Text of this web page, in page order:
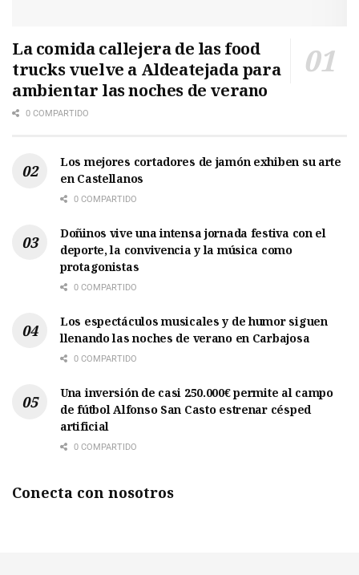
La comida callejera de las food
trucks vuelve a Aldeatejada para
ambientar las noches de verano
0 COMPARTIDO
Los mejores cortadores de jamón exhiben su arte
en Castellanos
0 COMPARTIDO
Doñinos vive una intensa jornada festiva con el
deporte, la convivencia y la música como
protagonistas
0 COMPARTIDO
Los espectáculos musicales y de humor siguen
llenando las noches de verano en Carbajosa
0 COMPARTIDO
Una inversión de casi 250.000€ permite al campo
de fútbol Alfonso San Casto estrenar césped
artificial
0 COMPARTIDO
Conecta con nosotros